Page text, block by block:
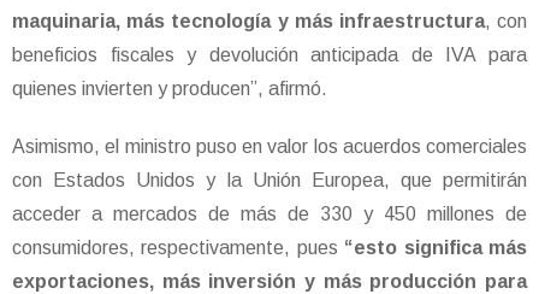
maquinaria, más tecnología y más infraestructura, con
beneficios fiscales y devolución anticipada de IVA para
quienes invierten y producen”, afirmó.
Asimismo, el ministro puso en valor los acuerdos comerciales
con Estados Unidos y la Unión Europea, que permitirán
acceder a mercados de más de 330 y 450 millones de
consumidores, respectivamente, pues “esto significa más
exportaciones, más inversión y más producción para